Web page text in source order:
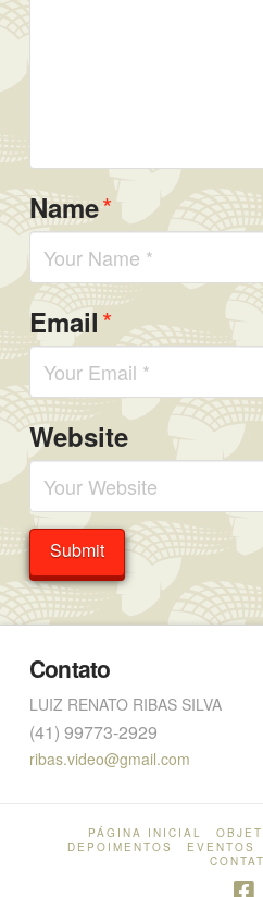
Name*
Email*
Website
Contato
LUIZ RENATO RIBAS SILVA
(41) 99773-2929
ribas.video@gmail.com
PÁGINA INICIAL
DEPOIMENTOS
EVENTOS